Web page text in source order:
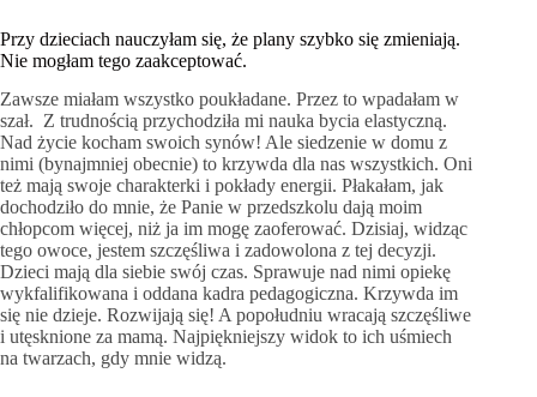
Przy dzieciach nauczyłam się, że plany szybko się zmieniają.
Nie mogłam tego zaakceptować.
Zawsze miałam wszystko poukładane. Przez to wpadałam w
szał. Z trudnością przychodziła mi nauka bycia elastyczną.
Nad życie kocham swoich synów! Ale siedzenie w domu z
nimi (bynajmniej obecnie) to krzywda dla nas wszystkich. Oni
też mają swoje charakterki i pokłady energii. Płakałam, jak
dochodziło do mnie, że Panie w przedszkolu dają moim
chłopcom więcej, niż ja im mogę zaoferować. Dzisiaj, widząc
tego owoce, jestem szczęśliwa i zadowolona z tej decyzji.
Dzieci mają dla siebie swój czas. Sprawuje nad nimi opiekę
wykfalifikowana i oddana kadra pedagogiczna. Krzywda im
się nie dzieje. Rozwijają się! A popołudniu wracają szczęśliwe
i utęsknione za mamą. Najpiękniejszy widok to ich uśmiech
na twarzach, gdy mnie widzą.